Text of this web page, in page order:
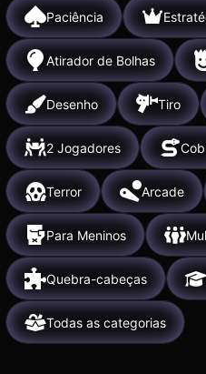
Paciência
Atirador de Bolhas
Desenho Tiro
2 Jogadores
Terror Arcade
Para Meninos
Quebra-cabeças
Todas as categorias